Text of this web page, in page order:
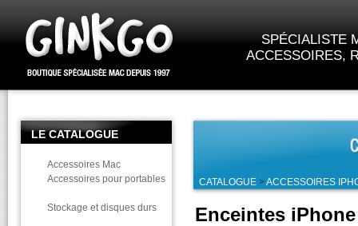
SPÉCIALISTE
ACCESSOIRES,
LE CATALOGUE
Accessoires Mac
Accessoires pour portables
Stockage et disques durs
CATALOGUE >ACCESSOIRES
Enceintes iPhone